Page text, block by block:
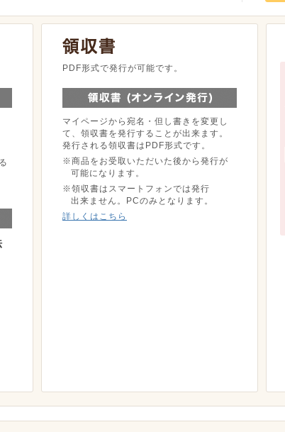
PDF形式で発行が可能です。
マイページから宛名・但し書きを変更し
て、領収書を発行することが出来ます。
発行される領収書はPDF形式です。
※商品をお受取いただいた後から発行が
可能になります。
※領収書はスマートフォンでは発行
出来ません。PCのみとなります。
詳しくはこちら